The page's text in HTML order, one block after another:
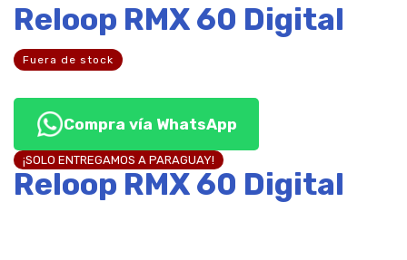
Reloop RMX 60 Digital
Fuera de stock
Compra vía WhatsApp
¡SOLO ENTREGAMOS A PARAGUAY!
Reloop RMX 60 Digital